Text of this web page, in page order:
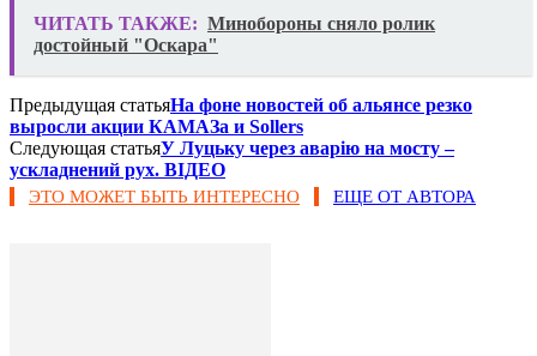
ЧИТАТЬ ТАКЖЕ: Минобороны сняло ролик
достойный "Оскара"
Предыдущая статьяНа фоне новостей об альянсе резко
выросли акции КАМАЗа и Sollers
Следующая статьяУ Луцьку через аварію на мосту –
ускладнений рух. ВІДЕО
ЭТО МОЖЕТ БЫТЬ ИНТЕРЕСНО ЕЩЕ ОТ АВТОРА